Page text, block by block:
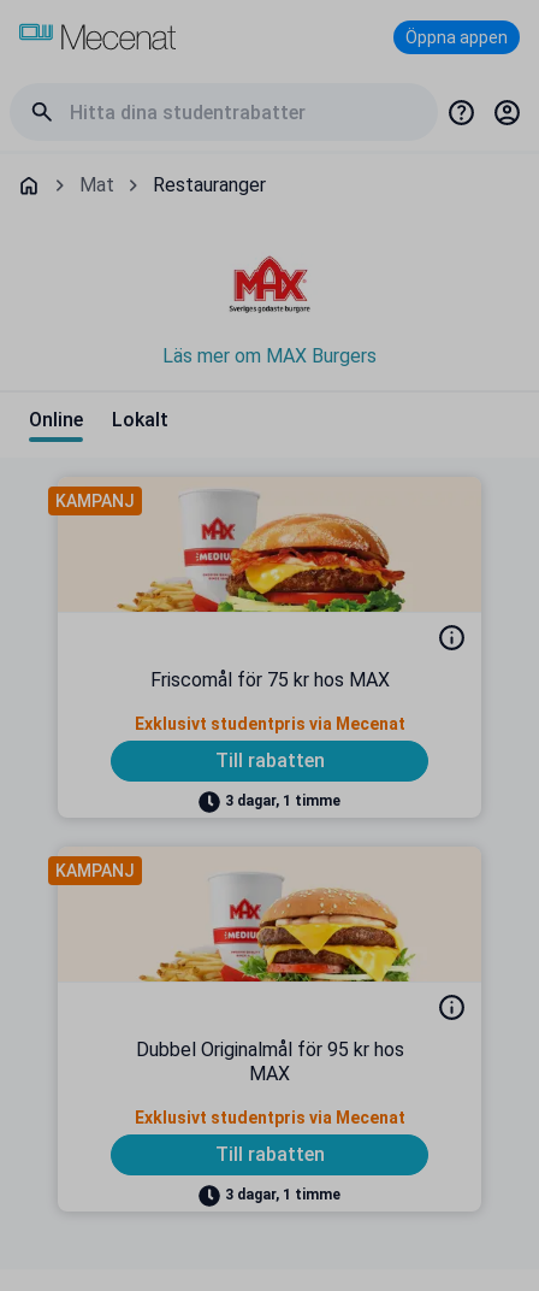
Öppna appen
Mat Restauranger
Läs mer om MAX Burgers
Online Lokalt
KAMPANJ
Friscomål för 75 kr hos MAX
Exklusivt studentpris via Mecenat
Till rabatten
3 dagar, 1 timme
KAMPANJ
Dubbel Originalmål för 95 kr hos
MAX
Exklusivt studentpris via Mecenat
Till rabatten
3 dagar, 1 timme